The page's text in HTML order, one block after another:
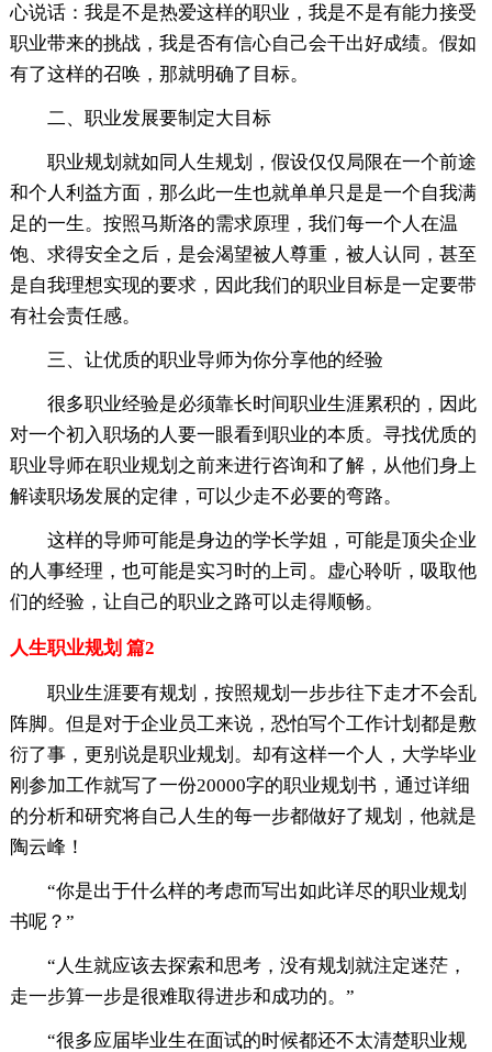
心说话：我是不是热爱这样的职业，我是不是有能力接受
职业带来的挑战，我是否有信心自己会干出好成绩。假如
有了这样的召唤，那就明确了目标。
二、职业发展要制定大目标
职业规划就如同人生规划，假设仅仅局限在一个前途
和个人利益方面，那么此一生也就单单只是是一个自我满
足的一生。按照马斯洛的需求原理，我们每一个人在温
饱、求得安全之后，是会渴望被人尊重，被人认同，甚至
是自我理想实现的要求，因此我们的职业目标是一定要带
有社会责任感。
三、让优质的职业导师为你分享他的经验
很多职业经验是必须靠长时间职业生涯累积的，因此
对一个初入职场的人要一眼看到职业的本质。寻找优质的
职业导师在职业规划之前来进行咨询和了解，从他们身上
解读职场发展的定律，可以少走不必要的弯路。
这样的导师可能是身边的学长学姐，可能是顶尖企业
的人事经理，也可能是实习时的上司。虚心聆听，吸取他
们的经验，让自己的职业之路可以走得顺畅。
人生职业规划 篇2
职业生涯要有规划，按照规划一步步往下走才不会乱
阵脚。但是对于企业员工来说，恐怕写个工作计划都是敷
衍了事，更别说是职业规划。却有这样一个人，大学毕业
刚参加工作就写了一份20000字的职业规划书，通过详细
的分析和研究将自己人生的每一步都做好了规划，他就是
陶云峰！
“你是出于什么样的考虑而写出如此详尽的职业规划
书呢？”
“人生就应该去探索和思考，没有规划就注定迷茫，
走一步算一步是很难取得进步和成功的。”
“很多应届毕业生在面试的时候都还不太清楚职业规